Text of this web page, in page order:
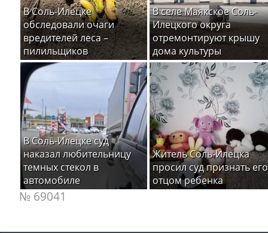
В Соль-Илецке
обследовали очаги
вредителей леса –
пилильщиков
В селе Маякское Соль-
Илецкого округа
отремонтируют крышу
дома культуры
В Соль-Илецке суд
наказал любительницу
темных стекол в
автомобиле
Житель Соль-Илецка
просил суд признать его
отцом ребенка
№ 69041